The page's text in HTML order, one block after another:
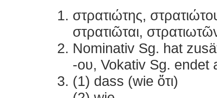
στρατιώτης,
στρατιῶται,
Nominativ Sg. hat
-ου, Vokativ Sg. endet
(1) dass (wie ὄτι)